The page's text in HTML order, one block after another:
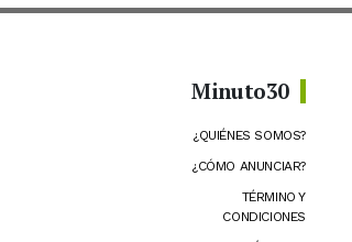
Minuto30
¿QUIÉNES SOMOS?
¿CÓMO ANUNCIAR?
TÉRMINO Y
CONDICIONES